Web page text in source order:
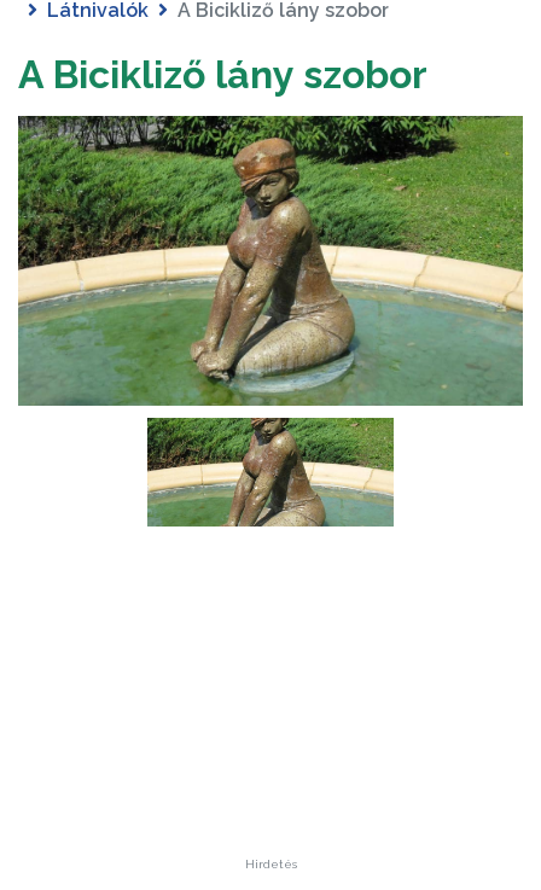
Látnivalók
A Bicikliző lány szobor
A Bicikliző lány szobor
Hirdetés